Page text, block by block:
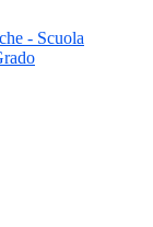
- Scuola